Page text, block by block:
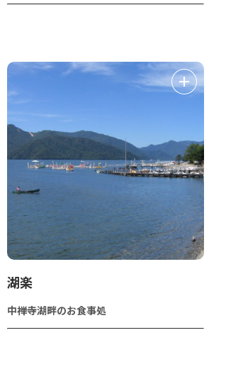
湖楽
中禅寺湖畔のお食事処